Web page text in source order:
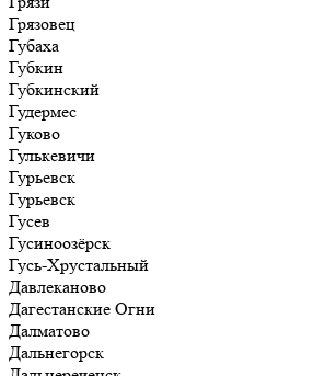
Грязовец
Губаха
Губкин
Губкинский
Гудермес
Гуково
Гулькевичи
Гурьевск
Гурьевск
Гусев
Гусиноозёрск
Гусь-Хрустальный
Давлеканово
Дагестанские Огни
Далматово
Дальнегорск